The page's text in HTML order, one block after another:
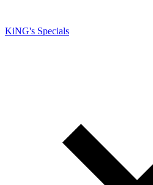
KiNG's Specials